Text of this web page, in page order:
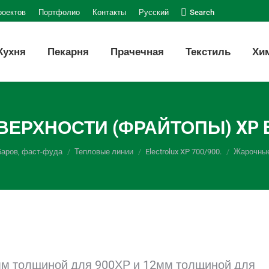
Портфолио Контакты Русский Поиск:
Search
Пекарня Прачечная Текстиль
(ФРАЙТОПЫ) XP
фаст-фуда Тепловые линии Electrolux XP 700/900.
толщиной для 900ХР и 12мм толщиной для